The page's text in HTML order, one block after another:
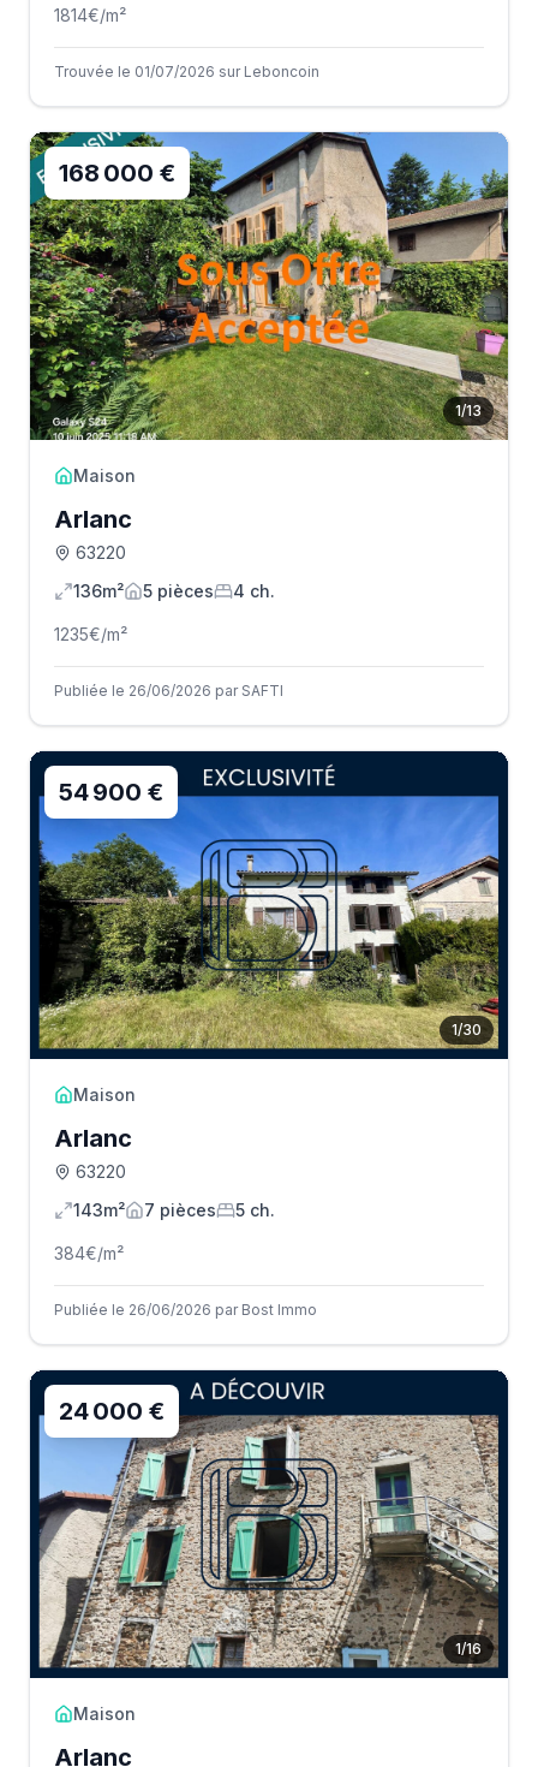
1814€/m²
Trouvée le 01/07/2026 sur Leboncoin
1/13
168 000 €
Maison
Arlanc
63220
136m²
5 pièces 4 ch.
1235€/m²
Publiée le 26/06/2026 par SAFTI
1/30
54 900 €
Maison
Arlanc
63220
143m²
7 pièces 5 ch.
384€/m²
Publiée le 26/06/2026 par Bost Immo
1/16
24 000 €
Maison
Arlanc